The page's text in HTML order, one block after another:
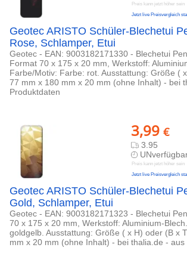
Preis kann jetzt höher sein
Jetzt live Preisvergleich
Geotec ARISTO Schüler-Blechetui
Rose, Schlamper, Etui
Geotec - EAN: 9003182171330 - Blechetui
Format 70 x 175 x 20 mm, Werkstoff:
Farbe/Motiv: Farbe: rot. Ausstattung: Größe (
77 mm x 180 mm x 20 mm (ohne Inhalt) - bei
Produktdaten
3,99 €
3.95
Preis kann jetzt höher sein
Jetzt live Preisvergleich
Geotec ARISTO Schüler-Blechetui
Gold, Schlamper, Etui
Geotec - EAN: 9003182171323 - Blechetui
70 x 175 x 20 mm, Werkstoff: Aluminium-
goldgelb. Ausstattung: Größe ( x H) oder (B x
mm x 20 mm (ohne Inhalt) - bei thalia.de -